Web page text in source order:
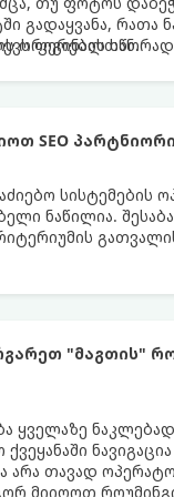
გადაყვანა, რათა
ორიგინალთან.
ფერების
SEO
სისტემების
ნაწილია.
ინტერნეტით
ყველაზე
არა თავად
მიიღოთ